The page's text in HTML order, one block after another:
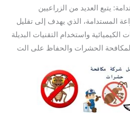
يتبع العديد من الزراعيين
المستدامة، الذي يهدف إلى تقليل
الكيميائية واستخدام التقنيات البديلة
لمكافحة الحشرات والحفاظ على الت